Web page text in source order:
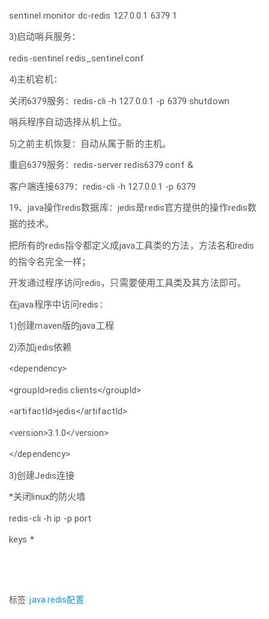
sentinel monitor dc-redis 127.0.0.1 6379 1
3)启动哨兵服务：
redis-sentinel redis_sentinel.conf
4)主机宕机：
关闭6379服务：redis-cli -h 127.0.0.1 -p 6379 shutdown
哨兵程序自动选择从机上位。
5)之前主机恢复：自动从属于新的主机。
重启6379服务：redis-server redis6379.conf &
客户端连接6379：redis-cli -h 127.0.0.1 -p 6379
19、java操作redis数据库：jedis是redis官方提供的操作redis数
据的技术。
把所有的redis指令都定义成java工具类的方法，方法名和redis
的指令名完全一样；
开发通过程序访问redis，只需要使用工具类及其方法即可。
在java程序中访问redis：
1)创建maven版的java工程
2)添加jedis依赖
<dependency>
<groupId>redis.clients</groupId>
<artifactId>jedis</artifactId>
<version>3.1.0</version>
</dependency>
3)创建Jedis连接
*关闭linux的防火墙
redis-cli -h ip -p port
keys *
标签:java redis配置